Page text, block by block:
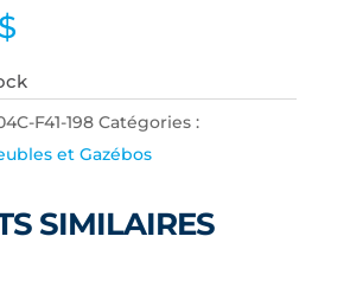
$
F41-198 Catégories :
et Gazébos
SIMILAIRES